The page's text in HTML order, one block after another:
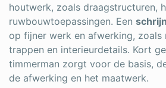
houtwerk, zoals draagstructuren,
ruwbouwtoepassingen. Een
op fijner werk en afwerking, zoals
trappen en interieurdetails. Kort
timmerman zorgt voor de basis,
de afwerking en het maatwerk.